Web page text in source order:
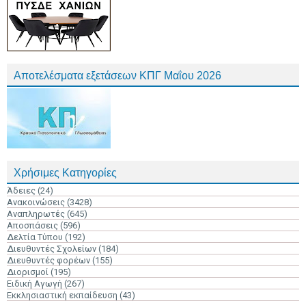
Αποτελέσματα εξετάσεων ΚΠΓ Μαΐου 2026
Χρήσιμες Κατηγορίες
Άδειες (24)
Ανακοινώσεις (3428)
Αναπληρωτές (645)
Αποσπάσεις (596)
Δελτία Τύπου (192)
Διευθυντές Σχολείων (184)
Διευθυντές φορέων (155)
Διορισμοί (195)
Ειδική Αγωγή (267)
Εκκλησιαστική εκπαίδευση (43)